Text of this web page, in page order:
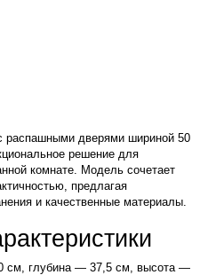
распашными дверями шириной 50
решение для
комнате. Модель сочетает
предлагая
и качественные материалы.
см, глубина — 37,5 см, высота —